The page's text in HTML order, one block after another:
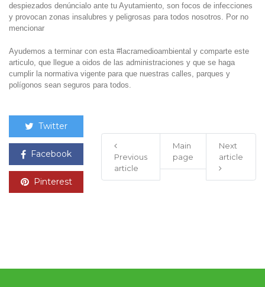
despiezados denúncialo ante tu Ayutamiento, son focos de infecciones
y provocan zonas insalubres y peligrosas para todos nosotros. Por no
mencionar
Ayudemos a terminar con esta #lacramedioambiental y comparte este
articulo, que llegue a oidos de las administraciones y que se haga
cumplir la normativa vigente para que nuestras calles, parques y
polígonos sean seguros para todos.
Twitter
Facebook
Pinterest
Previous
article
Main
page
Next
article